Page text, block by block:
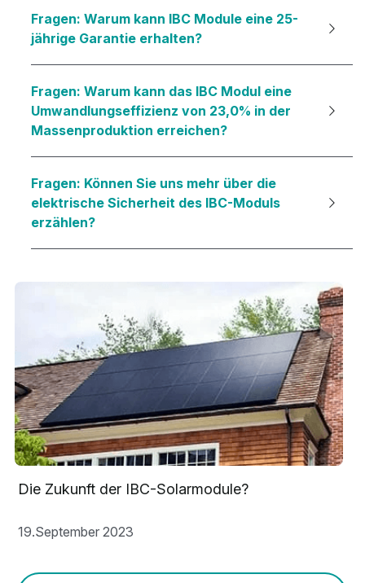
Fragen: Warum kann IBC Module eine 25-
jährige Garantie erhalten?
Fragen: Warum kann das IBC Modul eine
Umwandlungseffizienz von 23,0% in der
Massenproduktion erreichen?
Fragen: Können Sie uns mehr über die
elektrische Sicherheit des IBC-Moduls
erzählen?
Die Zukunft der IBC-Solarmodule?
19.September 2023